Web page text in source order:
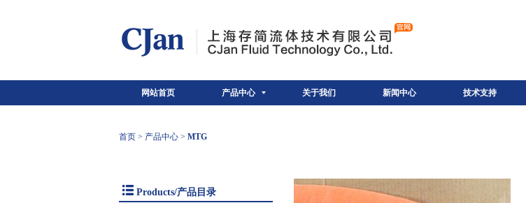
网站首页 产品中心 关于我们 新闻中心 技术支持
首页> 产品中心> MTG
Products/产品目录